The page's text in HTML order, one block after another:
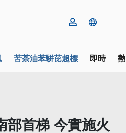
苦茶油苯駢芘超標 即時
部首梯 今實施火